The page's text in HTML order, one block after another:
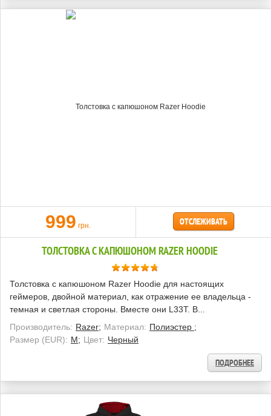
999 грн. ОТСЛЕЖИВАТЬ
ТОЛСТОВКА С КАПЮШОНОМ RAZER HOODIE
Толстовка с капюшоном Razer Hoodie для настоящих
геймеров, двойной материал, как отражение ее владельца -
темная и светлая стороны. Вместе они L33T. В...
Производитель: Razer; Материал: Полиэстер ;
Размер (EUR): M; Цвет: Черный
ПОДРОБНЕЕ